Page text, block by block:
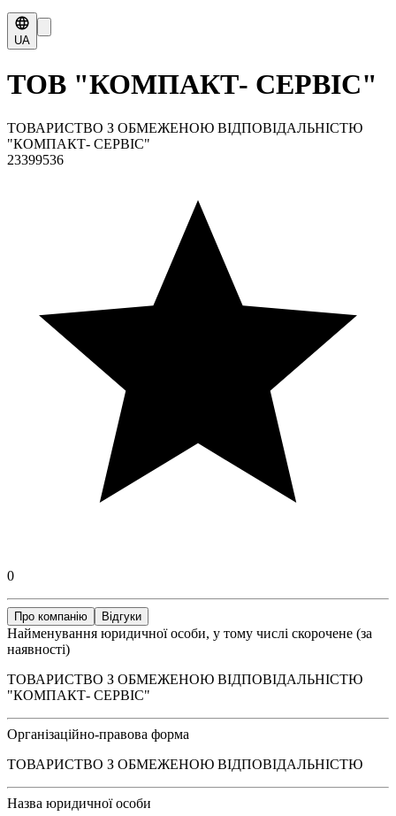
UA
ТОВ "КОМПАКТ- СЕРВІС"
ТОВАРИСТВО З ОБМЕЖЕНОЮ ВІДПОВІДАЛЬНІСТЮ
"КОМПАКТ- СЕРВІС"
23399536
0
Про компанію Відгуки
Найменування юридичної особи, у тому числі скорочене (за
наявності)
ТОВАРИСТВО З ОБМЕЖЕНОЮ ВІДПОВІДАЛЬНІСТЮ
"КОМПАКТ- СЕРВІС"
Організаційно-правова форма
ТОВАРИСТВО З ОБМЕЖЕНОЮ ВІДПОВІДАЛЬНІСТЮ
Назва юридичної особи